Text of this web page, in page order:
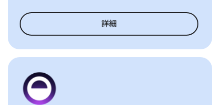
詳細